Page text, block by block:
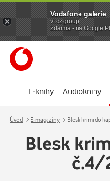
E-knihy Audioknihy
Úvod E-magazíny Blesk krimi do
Blesk
č.4/
Vodafone galerie
vf.cz.group
Zdarma - na Google